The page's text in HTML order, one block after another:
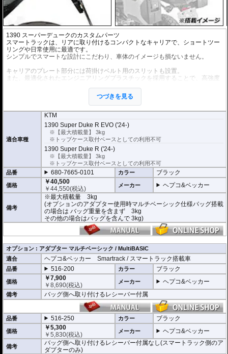
1390 スーパーデュークのカスタムパーツ
スマートラックは、リアに取り付けるコンパクトなキャリアで、ショートツー
リングや日常使用に最適です。
シンプルでスマートな設計にこだわり、車体のイメージも損ないません。
キャリアのプレート部分には荷掛けベルト用のスリットも設置。
また、最適化されたエンジニアリングプラスチックを採用することで、高強度
ヘプコ&ベッカー トップケース Xcore / エ
ックスコアの搭載が可能
スマートラック専用に設計されたトップケ
能性が最大の特徴。
ラックに素早くかつ確実に取付ができ、日
常使いと本格的なツーリングシーンを瞬時
ケースとホルダーセットになったお得な
ット商品をご用意しております。
さらに、オプションの「マルチベーシック
/ MultiBASIC」アダプターでソフトバッグ
シック仕様のバッグが取り付け可能。
MultiBASICは独自のメカニカルロックによ
り、強固な固定を実現。取り外しはロック
解除用のひもを引くだけ。
動画のように簡単に取り外しができるの
で、目的地での荷物の持ち運びが驚くほど
楽になります。
また、タンクバッグと同様にバッグの開閉
ロックやバッグの持ち去り防止キットなどのセキュリティーオプションも利用
可能。
オプションのMultiBasicはバッグ側に取り付けるレシーバーの付属のありなし
で2種類がございます。
MultiBasic仕様のバッグの搭載にはバッグ側にレシーバーの取付が必要ですの
で、下記使用例を参考に必要なアダプターを確認してください。(クリックで展
開します)
使用例1:リアバッグのみ使用の場合
使用例2:タンクバッグ・リアバッグ兼用使用の場合
使用例3:2つのバッグをタンク・リアで使用の場合
つづきを見る
適合車種
KTM
1390 Super Duke R EVO ('24-)
※【最大積載量】 3kg
※トップケース取付ベースとしての利用不可
1390 Super Duke R ('24-)
※【最大積載量】 3kg
※トップケース取付ベースとしての利用不可
品番
680-7665-0101 カラー ブラック
価格
￥40,500
￥44,550(税込) メーカー ヘプコ&ベッカー
備考
※最大積載量 3kg
(オプションのアダプター使用時マルチベーシック仕様バッグ搭載
の場合は バッグ重量を含まず 3kg
その他の場合はバッグを含んで 3kg)
オプション : アダプター マルチベーシック / MultiBASIC
適合
ヘプコ&ベッカー Smartrack / スマートラック搭載車
品番 516-200 カラー ブラック
価格
￥7,900
￥8,690(税込) メーカー ヘプコ&ベッカー
備考 バッグ側へ取り付けるレシーバー付属
品番 516-250 カラー ブラック
価格
￥5,300
￥5,830(税込) メーカー ヘプコ&ベッカー
備考
バッグ側へ取り付けるレシーバー付属なし(スマートラック側のア
ダプターのみ)